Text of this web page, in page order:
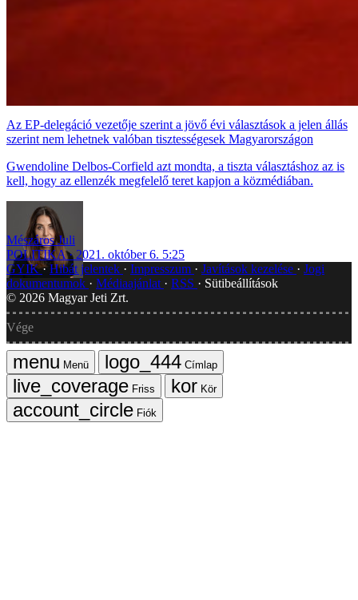
Az EP-delegáció vezetője szerint a jövő évi választások a jelen állás
szerint nem lehetnek valóban tisztességesek Magyarországon
Gwendoline Delbos-Corfield azt mondta, a tiszta választáshoz az is
kell, hogy az ellenzék megfelelő teret kapjon a közmédiában.
Mészáros Juli
POLITIKA
2021. október 6. 5:25
GYIK Hibát jelentek Impresszum Javítások kezelése
Jogi
dokumentumok
Médiaajánlat RSS
Sütibeállítások
© 2026 Magyar Jeti Zrt.
Vége
Menü
Címlap
Friss
Kör
Fiók